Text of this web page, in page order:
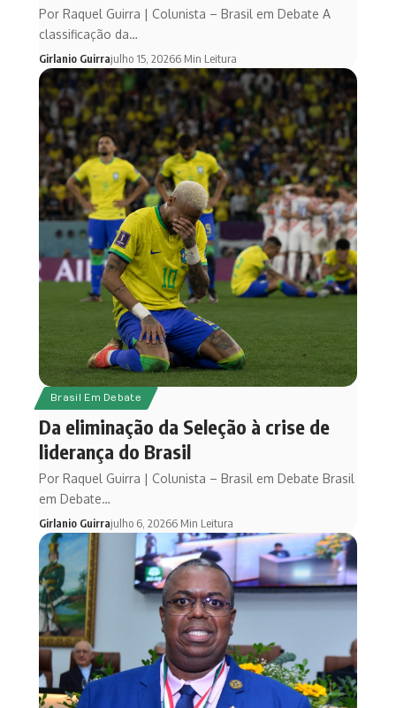
Por Raquel Guirra | Colunista – Brasil em Debate A
classificação da…
Girlanio Guirrajulho 15, 20266 Min Leitura
Brasil Em Debate
Da eliminação da Seleção à crise de
liderança do Brasil
Por Raquel Guirra | Colunista – Brasil em Debate Brasil
em Debate…
Girlanio Guirrajulho 6, 20266 Min Leitura